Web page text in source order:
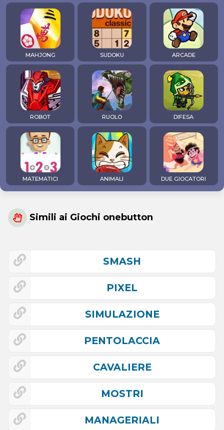
MAHJONG SUDOKU ARCADE
ROBOT RUOLO DIFESA
MATEMATICI ANIMALI DUE GIOCATORI
Simili ai Giochi onebutton
SMASH
PIXEL
SIMULAZIONE
PENTOLACCIA
CAVALIERE
MOSTRI
MANAGERIALI